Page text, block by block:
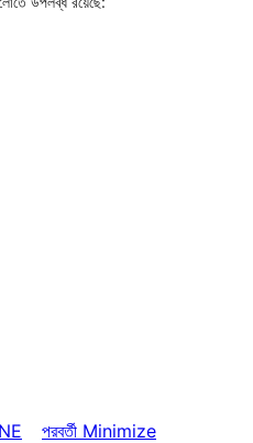
পরবর্তী Minimize